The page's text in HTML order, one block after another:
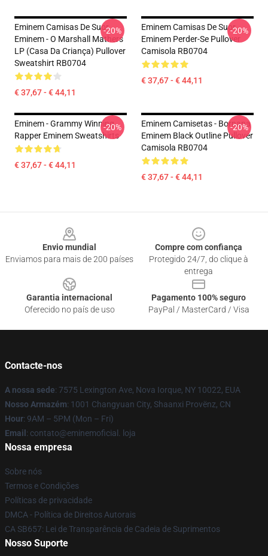
Eminem Camisas De Suor
Eminem - O Marshall Mathers
LP (Casa Da Criança) Pullover
Sweatshirt RB0704
€ 37,67 - € 44,11
-20%
Eminem Camisas De Suor
Eminem Perder-Se Pullover
Camisola RB0704
€ 37,67 - € 44,11
-20%
Eminem - Grammy Winning
Rapper Eminem Sweatshirts
€ 37,67 - € 44,11
-20%
Eminem Camisetas - Bornana
Eminem Black Outline Pullover
Camisola RB0704
€ 37,67 - € 44,11
-20%
Envio mundial
Enviamos para mais de 200 países
Compre com confiança
Protegido 24/7, do clique à
entrega
Garantia internacional
Oferecido no país de uso
Pagamento 100% seguro
PayPal / MasterCard / Visa
Contacte-nos
A nossa sede: 7575 Lexington Ave, Nova Iorque, NY 10022, EUA
Nosso Armazém: 1001 Changyuan City, Shaanxi Provënz, CN
Hour: 9AM – 5PM (Mon – Fri)
Email : contato@eminemoficial. loja
Nossa empresa
Sobre nós
Termos e Condições
Políticas de privacidade
DMCA - Política de Direitos Autorais
CA SB657: Lei de Transparência de Cadeia de Suprimentos
Nosso Suporte